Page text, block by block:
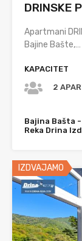
DRINSKE
Apartmani
Bajine Bašte,…
KAPACITET
2
Bajina Bašta
Reka Drina
IZDVAJAMO